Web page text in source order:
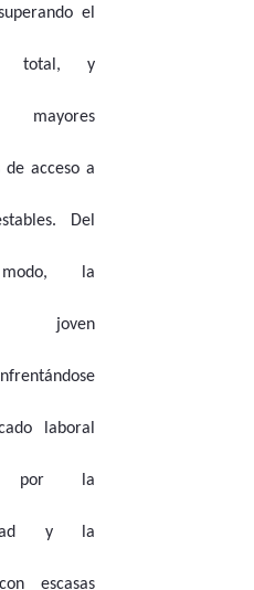
el
total, y
mayores
de acceso a
Del
la
joven
laboral
por la
y la
escasas